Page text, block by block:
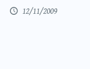
12/11/2009